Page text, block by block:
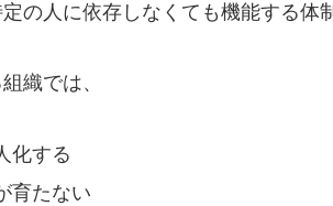
の人に依存しなくても機能する
織では、
化する
育たない